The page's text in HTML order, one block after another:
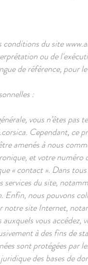
conditions du site
ou de
de référence, pour
:
vous n’êtes
. Cependant, ce
amenés à nous
et votre numéro
« contact ». Dans
services du site,
Enfin, nous pouvons
notre site Internet,
auxquels vous
à des fins de
sont protégées par
des bases de